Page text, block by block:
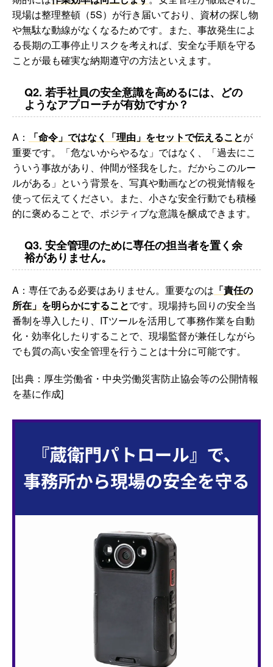
現場は整理整頓（5S）が行き届いており、資材の探し物
や無駄な動線がなくなるためです。また、事故発生によ
る長期の工事停止リスクを考えれば、安全な手順を守る
ことが最も確実な納期遵守の方法といえます。
Q2. 若手社員の安全意識を高めるには、どの
ようなアプローチが有効ですか？
A： 「命令」ではなく「理由」をセットで伝えることが
重要です。「危ないからやるな」ではなく、「過去にこ
ういう事故があり、仲間が怪我をした。だからこのルー
ルがある」という背景を、写真や動画などの視覚情報を
使って伝えてください。また、小さな安全行動でも積極
的に褒めることで、ポジティブな意識を醸成できます。
Q3. 安全管理のために専任の担当者を置く余
裕がありません。
A：専任である必要はありません。重要なのは 「責任の
所在」を明らかにすることです。現場持ち回りの安全当
番制を導入したり、ITツールを活用して事務作業を自動
化・効率化したりすることで、現場監督が兼任しながら
でも質の高い安全管理を行うことは十分に可能です。
[出典：厚生労働省・中央労働災害防止協会等の公開情報
を基に作成]